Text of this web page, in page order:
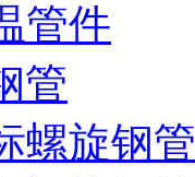
管件
管
螺旋钢管